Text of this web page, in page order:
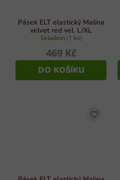
Pásek ELT elastický Malina
velvet red vel. L/XL
Skladem (1 ks)
469 Kč
DO KOŠÍKU